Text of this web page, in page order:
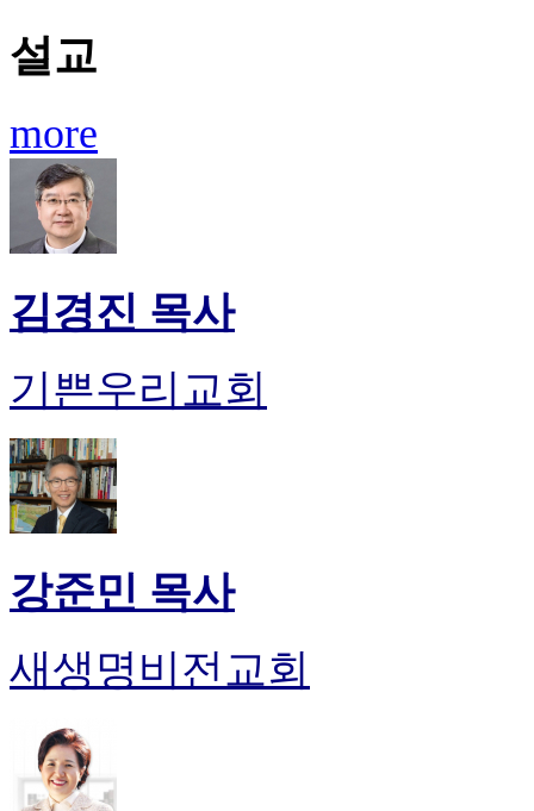
설교
more
김경진 목사
기쁜우리교회
강준민 목사
새생명비전교회